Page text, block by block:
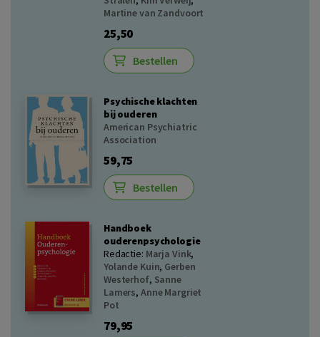
Martine van Zandvoort
25,50
Bestellen
Psychische klachten
bij ouderen
American Psychiatric
Association
59,75
Bestellen
Handboek
ouderenpsychologie
Redactie: Marja Vink,
Yolande Kuin, Gerben
Westerhof, Sanne
Lamers, Anne Margriet
Pot
79,95